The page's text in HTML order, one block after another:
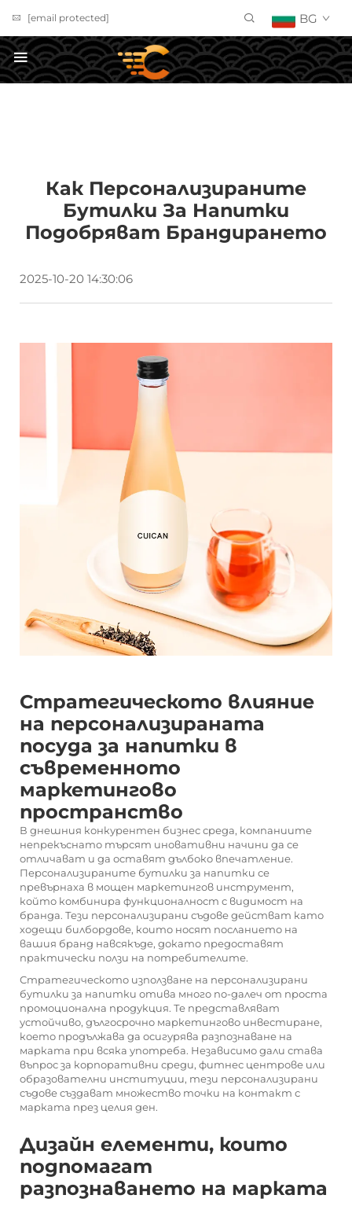
[email protected] BG
Как Персонализираните
Бутилки За Напитки
Подобряват Брандирането
2025-10-20 14:30:06
Стратегическото влияние
на персонализираната
посуда за напитки в
съвременното
маркетингово
пространство
В днешния конкурентен бизнес среда, компаниите
непрекъснато търсят иновативни начини да се
отличават и да оставят дълбоко впечатление.
Персонализираните бутилки за напитки се
превърнаха в мощен маркетингов инструмент,
който комбинира функционалност с видимост на
бранда. Тези персонализирани съдове действат като
ходещи билбордове, които носят посланието на
вашия бранд навсякъде, докато предоставят
практически ползи на потребителите.
Стратегическото използване на персонализирани
бутилки за напитки отива много по-далеч от проста
промоционална продукция. Те представляват
устойчиво, дългосрочно маркетингово инвестиране,
което продължава да осигурява разпознаване на
марката при всяка употреба. Независимо дали става
въпрос за корпоративни среди, фитнес центрове или
образователни институции, тези персонализирани
съдове създават множество точки на контакт с
марката през целия ден.
Дизайн елементи, които
подпомагат
разпознаването на марката